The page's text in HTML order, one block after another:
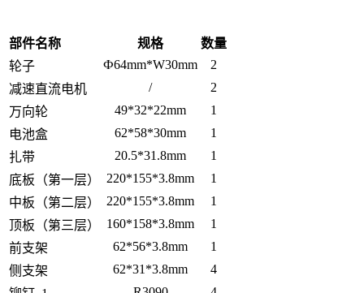
部件名称 规格
数量
轮子
Ф64mm*W30mm
2
减速直流电机
/
2
万向轮
49*32*22mm
1
电池盒
62*58*30mm
1
扎带
20.5*31.8mm
1
底板（第一层）
220*155*3.8mm
1
中板（第二层）
220*155*3.8mm
1
顶板（第三层）
160*158*3.8mm
1
前支架
62*56*3.8mm
1
侧支架
62*31*3.8mm
4